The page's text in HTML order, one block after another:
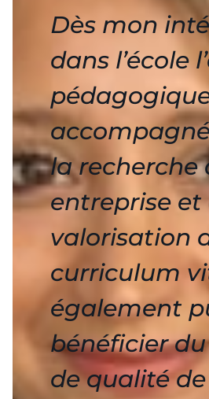
Dès mon
dans l’école
la recherche
entreprise et
valorisation
curriculum
également
bénéficier
de qualité de